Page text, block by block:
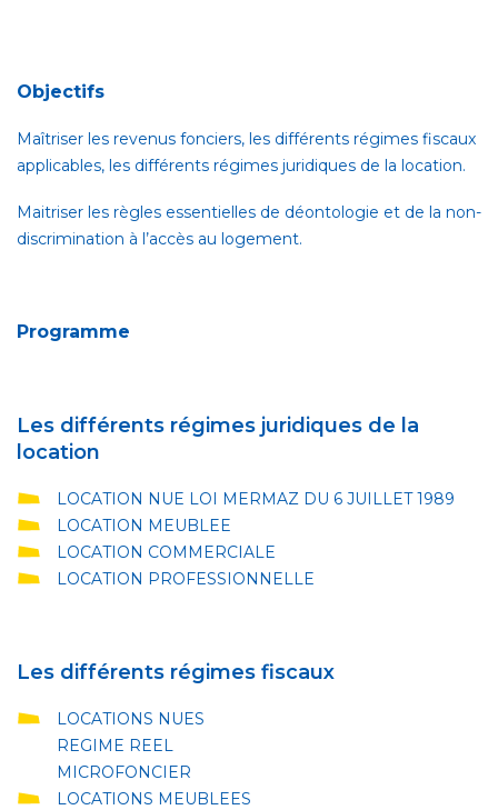
Objectifs
Maîtriser les revenus fonciers, les différents régimes fiscaux
applicables, les différents régimes juridiques de la location.
Maitriser les règles essentielles de déontologie et de la non-
discrimination à l’accès au logement.
Programme
Les différents régimes juridiques de la
location
LOCATION NUE LOI MERMAZ DU 6 JUILLET 1989
LOCATION MEUBLEE
LOCATION COMMERCIALE
LOCATION PROFESSIONNELLE
Les différents régimes fiscaux
LOCATIONS NUES
REGIME REEL
MICROFONCIER
LOCATIONS MEUBLEES